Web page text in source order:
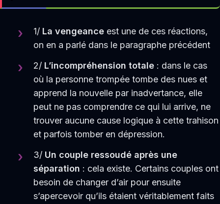
1/ La vengeance est une de ces réactions,
on en a parlé dans le paragraphe précédent
2/ L’incompréhension totale : dans le cas
où la personne trompée tombe des nues et
apprend la nouvelle par inadvertance, elle
peut ne pas comprendre ce qui lui arrive, ne
trouver aucune cause logique à cette trahison
et parfois tomber en dépression.
3/ Un couple ressoudé après une
séparation : cela existe. Certains couples ont
besoin de changer d’air pour ensuite
s’apercevoir qu’ils étaient véritablement faits